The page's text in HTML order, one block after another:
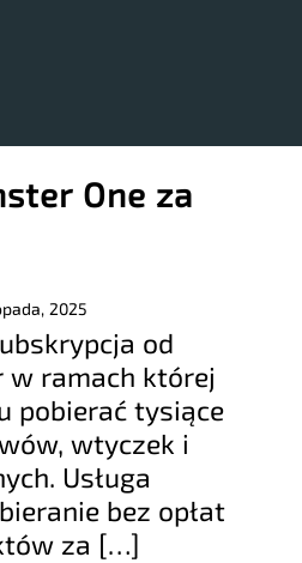
One za
2025
od
w ramach której
pobierać tysiące
wtyczek i
Usługa
bez opłat
za […]